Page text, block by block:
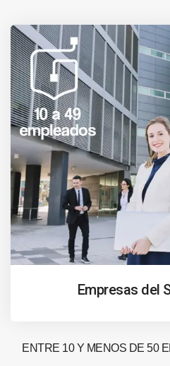
Empresas del
ENTRE 10 Y MENOS DE 50